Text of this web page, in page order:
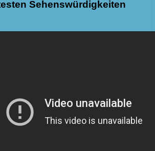
Sehenswürdigkeiten